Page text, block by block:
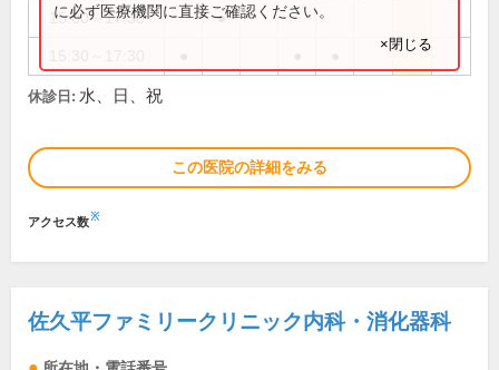
15:00～17:30 ●
に必ず医療機関に直接ご確認ください。
×閉じる
休診日: 水、日、祝
この医院の詳細をみる
アクセス数※
佐久平ファミリークリニック内科・消化器科